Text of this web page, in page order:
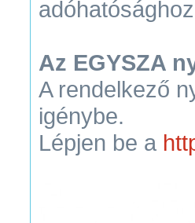
Az EGYSZA
A rendelkező
igénybe.
Lépjen be a